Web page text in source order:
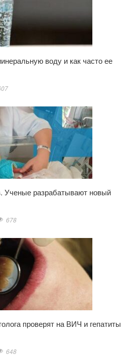
воду и как часто ее
Ученые разрабатывают новый
678
проверят на ВИЧ и гепатиты
648